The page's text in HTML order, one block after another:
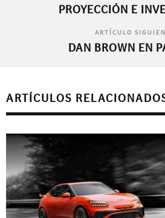
PROYECCIÓN E
ARTÍCULO
DAN BROWN EN
ARTÍCULOS